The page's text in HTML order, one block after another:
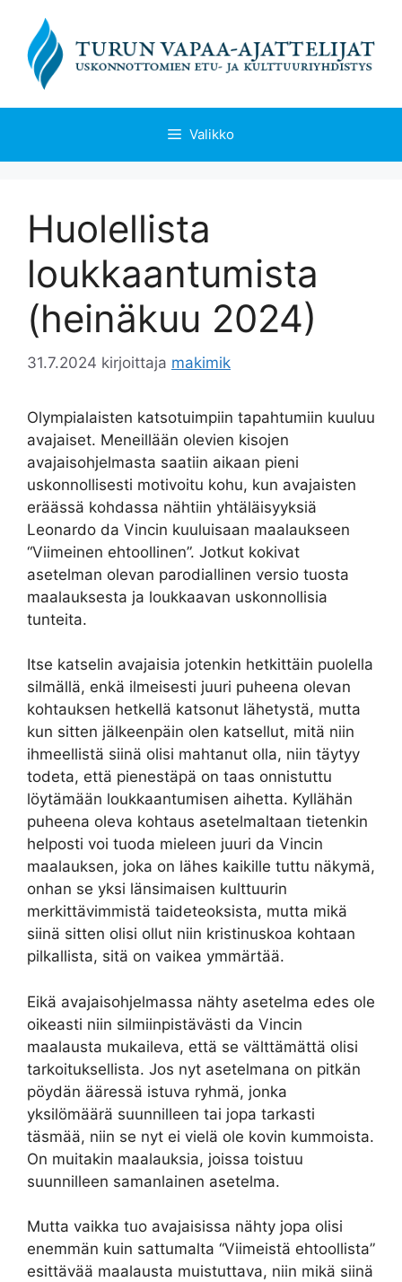
sisältöön
Valikko
Huolellista
loukkaantumista
(heinäkuu 2024)
31.7.2024 kirjoittaja makimik
Olympialaisten katsotuimpiin tapahtumiin kuuluu
avajaiset. Meneillään olevien kisojen
avajaisohjelmasta saatiin aikaan pieni
uskonnollisesti motivoitu kohu, kun avajaisten
eräässä kohdassa nähtiin yhtäläisyyksiä
Leonardo da Vincin kuuluisaan maalaukseen
“Viimeinen ehtoollinen”. Jotkut kokivat
asetelman olevan parodiallinen versio tuosta
maalauksesta ja loukkaavan uskonnollisia
tunteita.
Itse katselin avajaisia jotenkin hetkittäin puolella
silmällä, enkä ilmeisesti juuri puheena olevan
kohtauksen hetkellä katsonut lähetystä, mutta
kun sitten jälkeenpäin olen katsellut, mitä niin
ihmeellistä siinä olisi mahtanut olla, niin täytyy
todeta, että pienestäpä on taas onnistuttu
löytämään loukkaantumisen aihetta. Kyllähän
puheena oleva kohtaus asetelmaltaan tietenkin
helposti voi tuoda mieleen juuri da Vincin
maalauksen, joka on lähes kaikille tuttu näkymä,
onhan se yksi länsimaisen kulttuurin
merkittävimmistä taideteoksista, mutta mikä
siinä sitten olisi ollut niin kristinuskoa kohtaan
pilkallista, sitä on vaikea ymmärtää.
Eikä avajaisohjelmassa nähty asetelma edes ole
oikeasti niin silmiinpistävästi da Vincin
maalausta mukaileva, että se välttämättä olisi
tarkoituksellista. Jos nyt asetelmana on pitkän
pöydän ääressä istuva ryhmä, jonka
yksilömäärä suunnilleen tai jopa tarkasti
täsmää, niin se nyt ei vielä ole kovin kummoista.
On muitakin maalauksia, joissa toistuu
suunnilleen samanlainen asetelma.
Mutta vaikka tuo avajaisissa nähty jopa olisi
enemmän kuin sattumalta “Viimeistä ehtoollista”
esittävää maalausta muistuttava, niin mikä siinä